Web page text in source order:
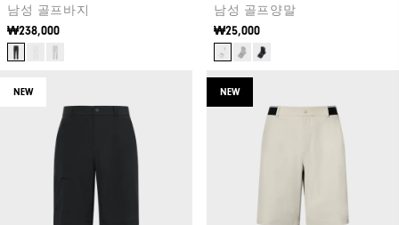
남성 골프바지
₩238,000
남성 골프양말
₩25,000
NEW NEW